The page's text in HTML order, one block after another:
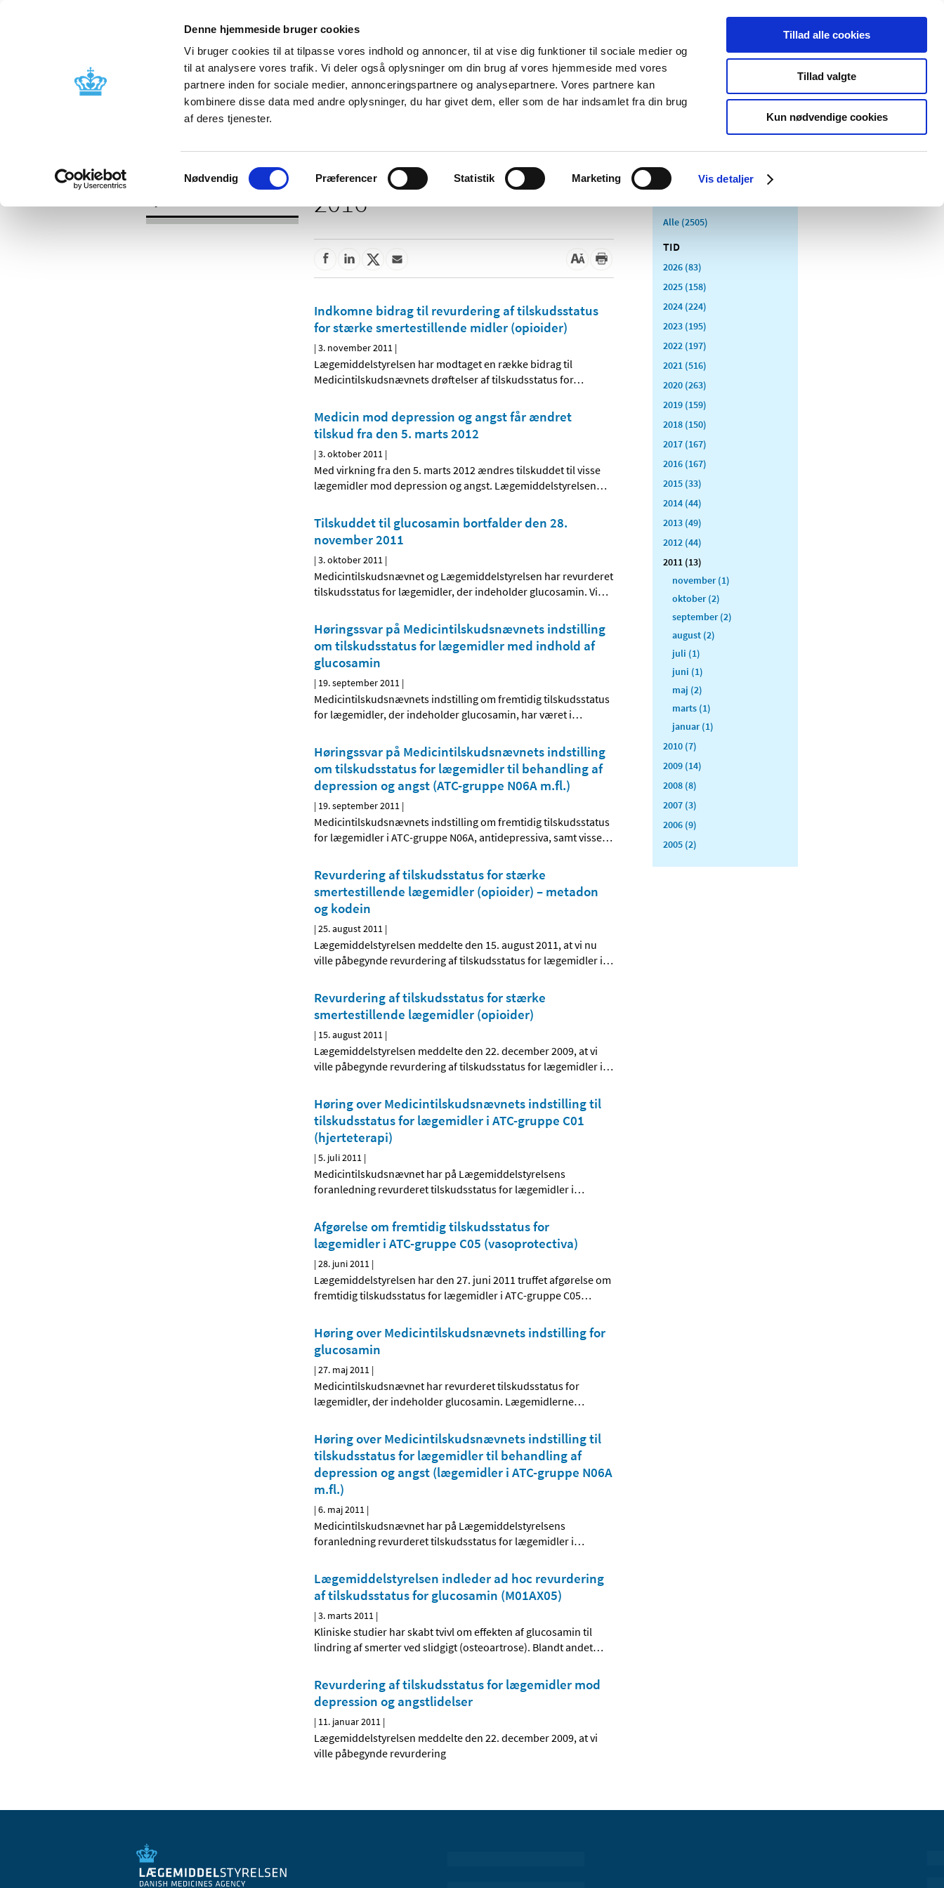
Denne hjemmeside bruger cookies
Vi bruger cookies til at tilpasse vores indhold og annoncer, til at vise dig funktioner til sociale medier og
til at analysere vores trafik. Vi deler også oplysninger om din brug af vores hjemmeside med vores
partnere inden for sociale medier, annonceringspartnere og analysepartnere. Vores partnere kan
kombinere disse data med andre oplysninger, du har givet dem, eller som de har indsamlet fra din brug
af deres tjenester.
Samtykkevalg
Nødvendig Præferencer Statistik Marketing Vis detaljer
Tillad alle cookies
Tillad valgte
Kun nødvendige cookies
Nyheder Om os Kontakt Udgivelser
Godkendelse og
Bivirkninger og
produktinformation
Tilskud og
Apoteker og salg af
Medicinsk
Særlige
produktområder
2016
Indkomne bidrag til revurdering af tilskudsstatus
for stærke smertestillende midler (opioider)
|3. november 2011 |
Lægemiddelstyrelsen har modtaget en række bidrag til
Medicintilskudsnævnets drøftelser af tilskudsstatus for…
Medicin mod depression og angst får ændret
tilskud fra den 5. marts 2012
|3. oktober 2011 |
Med virkning fra den 5. marts 2012 ændres tilskuddet til visse
lægemidler mod depression og angst. Lægemiddelstyrelsen…
Tilskuddet til glucosamin bortfalder den 28.
november 2011
|3. oktober 2011 |
Medicintilskudsnævnet og Lægemiddelstyrelsen har revurderet
tilskudsstatus for lægemidler, der indeholder glucosamin. Vi…
Høringssvar på Medicintilskudsnævnets indstilling
om tilskudsstatus for lægemidler med indhold af
glucosamin
| 19. september 2011 |
Medicintilskudsnævnets indstilling om fremtidig tilskudsstatus
for lægemidler, der indeholder glucosamin, har været i…
Høringssvar på Medicintilskudsnævnets indstilling
om tilskudsstatus for lægemidler til behandling af
depression og angst (ATC-gruppe N06A m.fl.)
| 19. september 2011 |
Medicintilskudsnævnets indstilling om fremtidig tilskudsstatus
for lægemidler i ATC-gruppe N06A, antidepressiva, samt visse…
Revurdering af tilskudsstatus for stærke
smertestillende lægemidler (opioider) – metadon
og kodein
|25. august 2011 |
Lægemiddelstyrelsen meddelte den 15. august 2011, at vi nu
ville påbegynde revurdering af tilskudsstatus for lægemidler i…
Revurdering af tilskudsstatus for stærke
smertestillende lægemidler (opioider)
| 15. august 2011 |
Lægemiddelstyrelsen meddelte den 22. december 2009, at vi
ville påbegynde revurdering af tilskudsstatus for lægemidler i…
Høring over Medicintilskudsnævnets indstilling til
tilskudsstatus for lægemidler i ATC-gruppe C01
(hjerteterapi)
|5. juli 2011 |
Medicintilskudsnævnet har på Lægemiddelstyrelsens
foranledning revurderet tilskudsstatus for lægemidler i…
Afgørelse om fremtidig tilskudsstatus for
lægemidler i ATC-gruppe C05 (vasoprotectiva)
|28. juni 2011 |
Lægemiddelstyrelsen har den 27. juni 2011 truffet afgørelse om
fremtidig tilskudsstatus for lægemidler i ATC-gruppe C05…
Høring over Medicintilskudsnævnets indstilling for
glucosamin
|27. maj 2011 |
Medicintilskudsnævnet har revurderet tilskudsstatus for
lægemidler, der indeholder glucosamin. Lægemidlerne…
Høring over Medicintilskudsnævnets indstilling til
tilskudsstatus for lægemidler til behandling af
depression og angst (lægemidler i ATC-gruppe N06A
m.fl.)
|6. maj 2011 |
Medicintilskudsnævnet har på Lægemiddelstyrelsens
foranledning revurderet tilskudsstatus for lægemidler i…
Lægemiddelstyrelsen indleder ad hoc revurdering
af tilskudsstatus for glucosamin (M01AX05)
|3. marts 2011 |
Kliniske studier har skabt tvivl om effekten af glucosamin til
lindring af smerter ved slidgigt (osteoartrose). Blandt andet…
Revurdering af tilskudsstatus for lægemidler mod
depression og angstlidelser
| 11. januar 2011 |
Lægemiddelstyrelsen meddelte den 22. december 2009, at vi
ville påbegynde revurdering
Alle (2505)
TID
2026 (83)
2025 (158)
2024 (224)
2023 (195)
2022 (197)
2021 (516)
2020 (263)
2019 (159)
2018 (150)
2017 (167)
2016 (167)
2015 (33)
2014 (44)
2013 (49)
2012 (44)
2011 (13)
november (1)
oktober (2)
september (2)
august (2)
juli (1)
juni (1)
maj (2)
marts (1)
januar (1)
2010 (7)
2009 (14)
2008 (8)
2007 (3)
2006 (9)
2005 (2)